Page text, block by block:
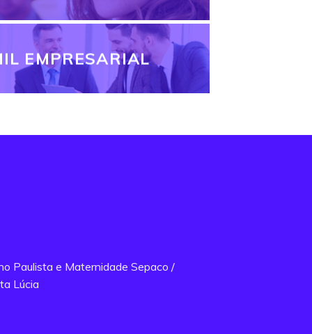
EMPRESARIAL
Paulista e Maternidade Sepaco /
Lúcia